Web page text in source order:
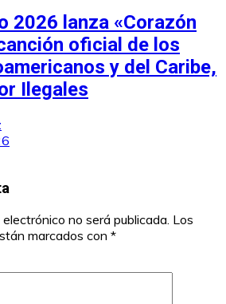
2026 lanza «Corazón
oficial de los
y del Caribe,
Ilegales
no será publicada. Los
marcados con *